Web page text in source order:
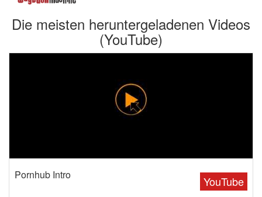
Die meisten heruntergeladenen Videos
(YouTube)
YouTube
Pornhub Intro